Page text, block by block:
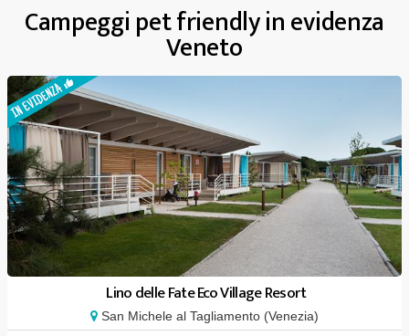
Campeggi pet friendly in evidenza
Veneto
Lino delle Fate Eco Village Resort
San Michele al Tagliamento (Venezia)